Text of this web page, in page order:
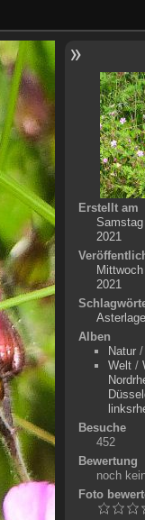
Erstellt am
2021
2021
Alben
Natur/
Welt/
Besuche
452
Bewertung
noch
Foto